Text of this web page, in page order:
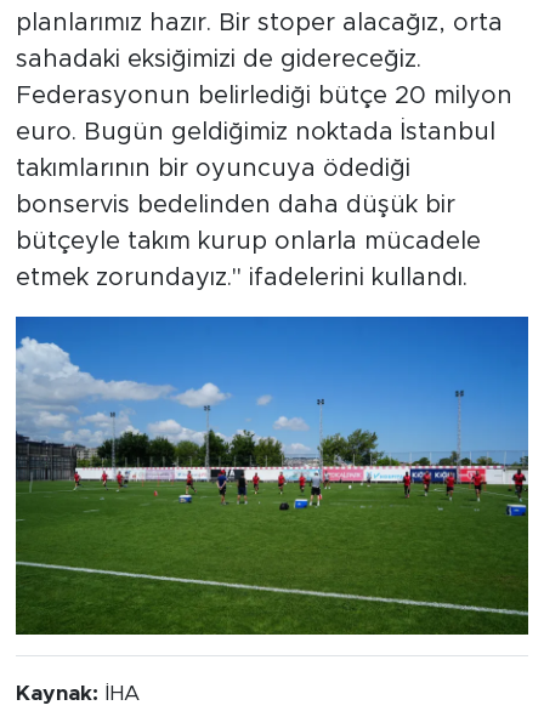
planlarımız hazır. Bir stoper alacağız, orta
sahadaki eksiğimizi de gidereceğiz.
Federasyonun belirlediği bütçe 20 milyon
euro. Bugün geldiğimiz noktada İstanbul
takımlarının bir oyuncuya ödediği
bonservis bedelinden daha düşük bir
bütçeyle takım kurup onlarla mücadele
etmek zorundayız." ifadelerini kullandı.
Kaynak: İHA